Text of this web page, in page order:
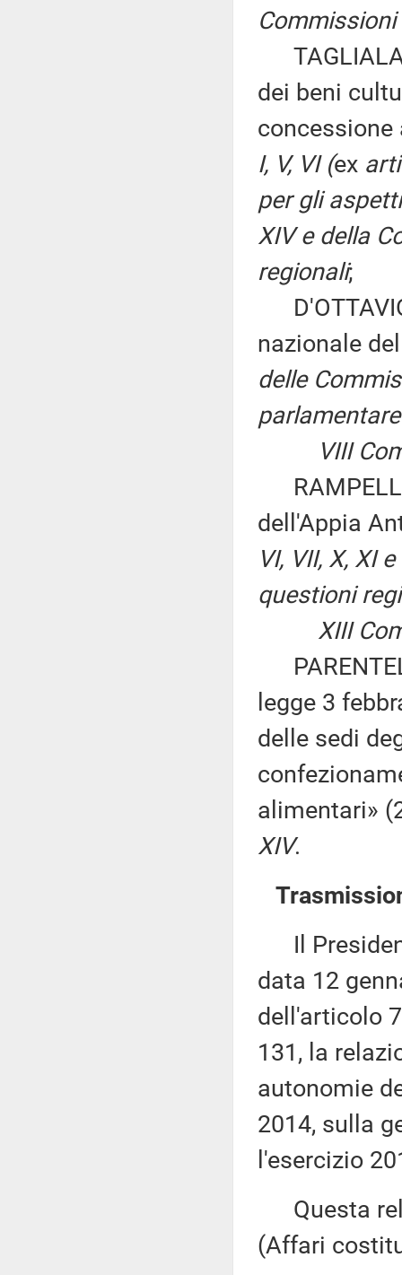
Commissioni
dei beni
I, V, VI (ex
per gli
XIV e della
regionali;
nazionale
delle
VIII
dell'Appia
VI, VII, X, XI
questioni
XIII
legge 3
delle sedi
alimentari»
XIV.
Il
data 12
dell'articolo
131, la
autonomie
2014, sulla
l'esercizio
Questa
(Affari